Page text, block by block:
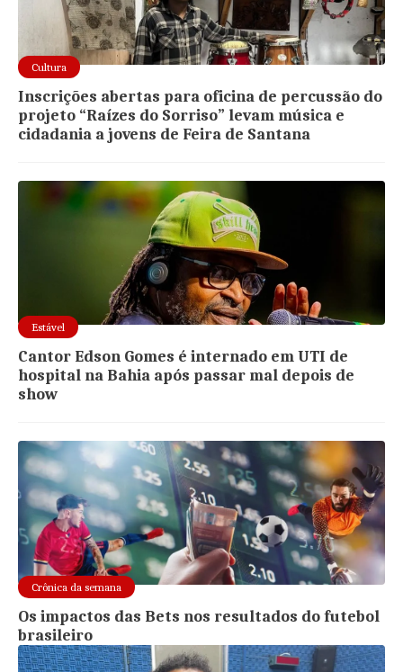
Cultura
Inscrições abertas para oficina de percussão do
projeto “Raízes do Sorriso” levam música e
cidadania a jovens de Feira de Santana
Estável
Cantor Edson Gomes é internado em UTI de
hospital na Bahia após passar mal depois de
show
Crônica da semana
Os impactos das Bets nos resultados do futebol
brasileiro